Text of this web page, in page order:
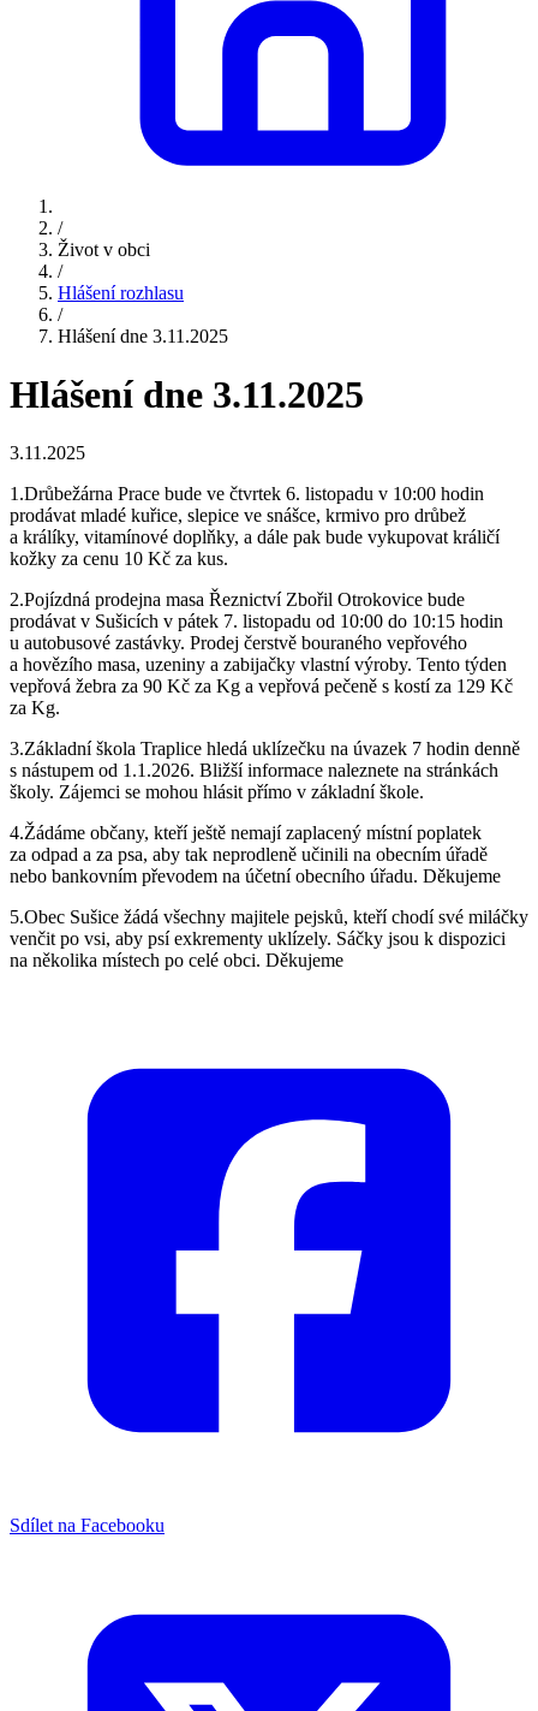
/
Život v obci
/
Hlášení rozhlasu
/
Hlášení dne 3.11.2025
Hlášení dne 3.11.2025
3.11.2025
1.Drůbežárna Prace bude ve čtvrtek 6. listopadu v 10:00 hodin
prodávat mladé kuřice, slepice ve snášce, krmivo pro drůbež
a králíky, vitamínové doplňky, a dále pak bude vykupovat králičí
kožky za cenu 10 Kč za kus.
2.Pojízdná prodejna masa Řeznictví Zbořil Otrokovice bude
prodávat v Sušicích v pátek 7. listopadu od 10:00 do 10:15 hodin
u autobusové zastávky. Prodej čerstvě bouraného vepřového
a hovězího masa, uzeniny a zabijačky vlastní výroby. Tento týden
vepřová žebra za 90 Kč za Kg a vepřová pečeně s kostí za 129 Kč
za Kg.
3.Základní škola Traplice hledá uklízečku na úvazek 7 hodin denně
s nástupem od 1.1.2026. Bližší informace naleznete na stránkách
školy. Zájemci se mohou hlásit přímo v základní škole.
4.Žádáme občany, kteří ještě nemají zaplacený místní poplatek
za odpad a za psa, aby tak neprodleně učinili na obecním úřadě
nebo bankovním převodem na účetní obecního úřadu. Děkujeme
5.Obec Sušice žádá všechny majitele pejsků, kteří chodí své miláčky
venčit po vsi, aby psí exkrementy uklízely. Sáčky jsou k dispozici
na několika místech po celé obci. Děkujeme
Sdílet na Facebooku